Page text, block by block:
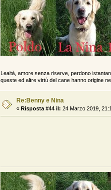
Lealtà, amore senza riserve, perdono
queste ed altre virtù del cane hanno origine
Re:Benny e Nina
« Risposta #44 il: 24 Marzo 2019,